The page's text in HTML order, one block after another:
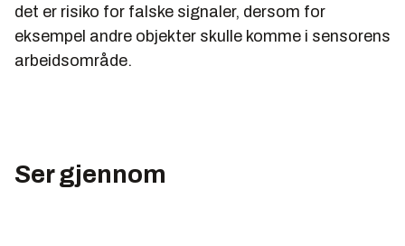
transportband, indikering av åpen/stengt på ventiler,
telling av produkter på transportband, samt måling
av hastighet/turtall.
leverandørsiden. Sæland har over 10 års erfaring
det er risiko for falske signaler, dersom for
eksempel andre objekter skulle komme i sensorens
arbeidsområde.
Ser gjennom